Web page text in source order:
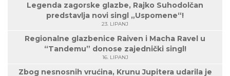
Legenda zagorske glazbe, Rajko Suhodolčan
predstavlja novi singl „Uspomene“!
23. LIPANJ
Regionalne glazbenice Raiven i Macha Ravel u
“Tandemu” donose zajednički singl!
16. LIPANJ
Zbog nesnosnih vrućina, Krunu Jupitera udarila je